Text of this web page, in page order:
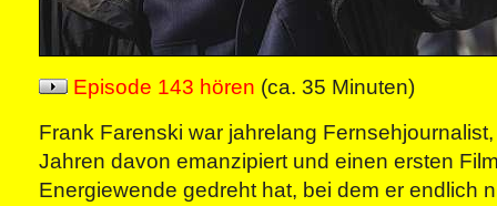
Episode 143 hören (ca. 35 Minuten)
Frank Farenski war jahrelang
Jahren davon emanzipiert und einen ersten
Energiewende gedreht hat, bei dem er endlich